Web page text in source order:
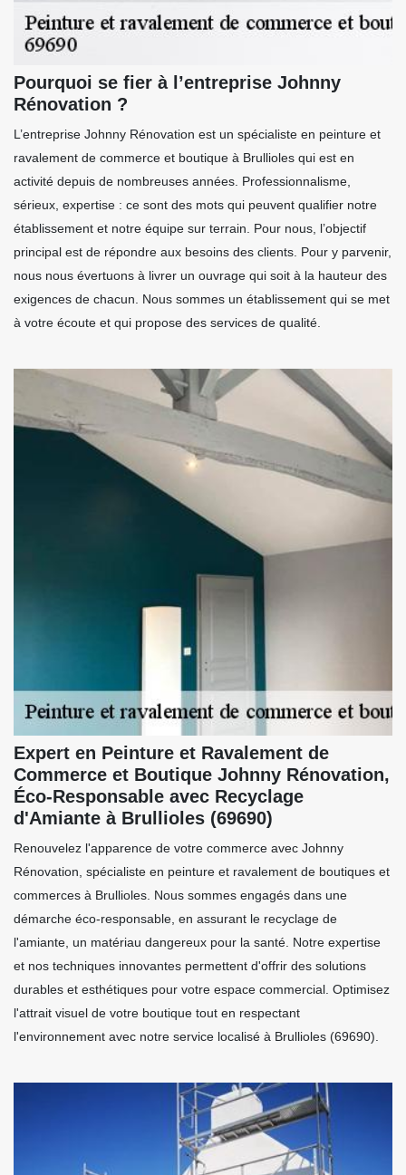
Pourquoi se fier à l’entreprise Johnny
Rénovation ?
L’entreprise Johnny Rénovation est un spécialiste en peinture et
ravalement de commerce et boutique à Brullioles qui est en
activité depuis de nombreuses années. Professionnalisme,
sérieux, expertise : ce sont des mots qui peuvent qualifier notre
établissement et notre équipe sur terrain. Pour nous, l’objectif
principal est de répondre aux besoins des clients. Pour y parvenir,
nous nous évertuons à livrer un ouvrage qui soit à la hauteur des
exigences de chacun. Nous sommes un établissement qui se met
à votre écoute et qui propose des services de qualité.
Expert en Peinture et Ravalement de
Commerce et Boutique Johnny Rénovation,
Éco-Responsable avec Recyclage
d'Amiante à Brullioles (69690)
Renouvelez l'apparence de votre commerce avec Johnny
Rénovation, spécialiste en peinture et ravalement de boutiques et
commerces à Brullioles. Nous sommes engagés dans une
démarche éco-responsable, en assurant le recyclage de
l'amiante, un matériau dangereux pour la santé. Notre expertise
et nos techniques innovantes permettent d'offrir des solutions
durables et esthétiques pour votre espace commercial. Optimisez
l'attrait visuel de votre boutique tout en respectant
l'environnement avec notre service localisé à Brullioles (69690).